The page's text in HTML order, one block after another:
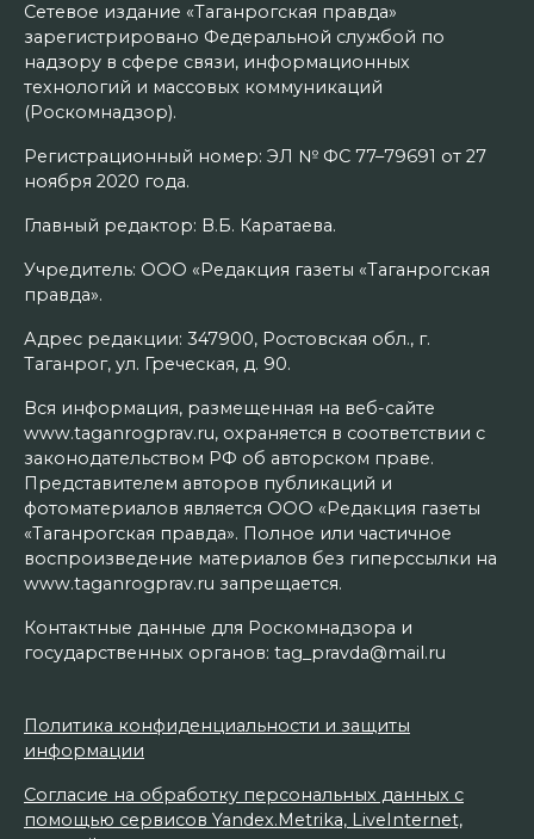
Сетевое издание «Таганрогская правда»
зарегистрировано Федеральной службой по
надзору в сфере связи, информационных
технологий и массовых коммуникаций
(Роскомнадзор).
Регистрационный номер: ЭЛ № ФС 77–79691 от 27
ноября 2020 года.
Главный редактор: В.Б. Каратаева.
Учредитель: ООО «Редакция газеты «Таганрогская
правда».
Адрес редакции: 347900, Ростовская обл., г.
Таганрог, ул. Греческая, д. 90.
Вся информация, размещенная на веб-сайте
www.taganrogprav.ru, охраняется в соответствии с
законодательством РФ об авторском праве.
Представителем авторов публикаций и
фотоматериалов является ООО «Редакция газеты
«Таганрогская правда». Полное или частичное
воспроизведение материалов без гиперссылки на
www.taganrogprav.ru запрещается.
Контактные данные для Роскомнадзора и
государственных органов: tag_pravda@mail.ru
Политика конфиденциальности и защиты
информации
Согласие на обработку персональных данных с
помощью сервисов Yandex.Metrika, LiveInternet,